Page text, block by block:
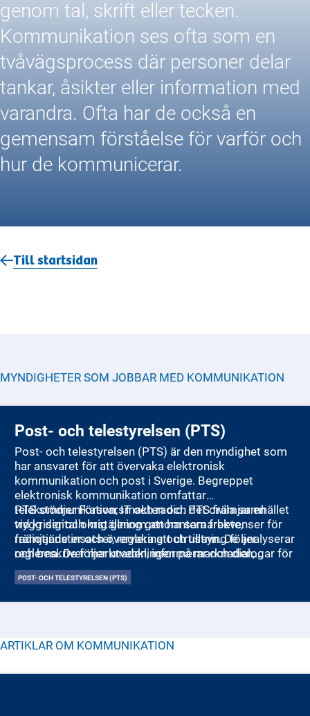
genom tal, skrift eller tecken.
Kommunikation ses ofta som en
tvåvägsprocess där personer delar
tankar, åsikter eller information med
varandra. Ofta har de också en
gemensam förståelse för varför och
hur de kommunicerar.
Till startsidan
MYNDIGHETER SOM JOBBAR MED KOMMUNIKATION
Post- och telestyrelsen (PTS)
Post- och telestyrelsen (PTS) är den myndighet som
har ansvaret för att övervaka elektronisk
kommunikation och post i Sverige. Begreppet
elektronisk kommunikation omfattar
telekommunikation, IT och radio. PTS främjar en
trygg digital omställning genom samarbete,
främjande insatser, reglering och tillsyn. De analyserar
och beskriver marknaden, informerar och dialogar för
att säkerställa att samhällets behov möts.
PTS stödjer Försvarsmakten och det civila samhället
vid kriser och krig genom att hantera frekvenser för
radiotjänster och övervaka att utrustning följer
reglerna. De följer utvecklingen på marknaden,
säkerställer konkurrens, och ser till att elektroniska
kommunikations- och posttjänster är tillgängliga för
säkerhetskänslig verksamhet inom elektronisk
POST- OCH TELESTYRELSEN (PTS)
ARTIKLAR OM KOMMUNIKATION